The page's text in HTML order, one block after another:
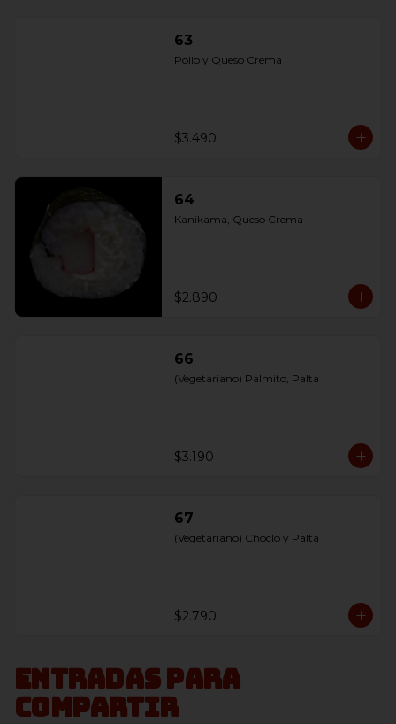
63
Pollo y Queso Crema
$3.490
64
Kanikama, Queso Crema
$2.890
66
(Vegetariano) Palmito, Palta
$3.190
67
(Vegetariano) Choclo y Palta
$2.790
Entradas para
compartir